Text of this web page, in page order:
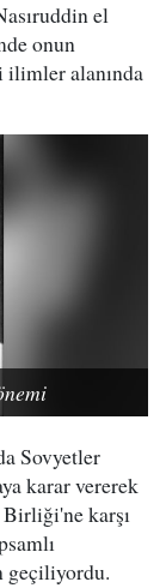
el
onun
ilimler alanında
Sovyetler
karar vererek
karşı
geçiliyordu.